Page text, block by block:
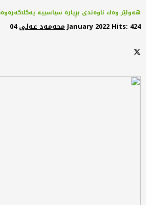
هەولێر وەك ناوەندی بڕیارە سیاسییە
محەمەد عەلی04 January 2022 Hits: 424